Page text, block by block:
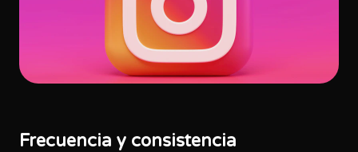
Frecuencia y consistencia